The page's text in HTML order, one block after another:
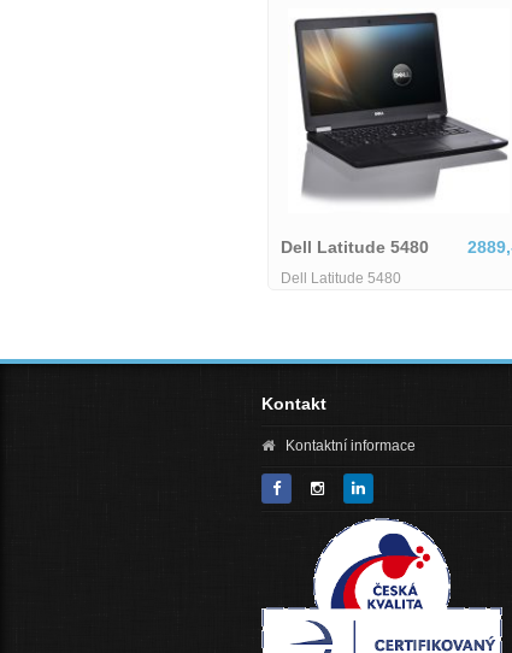
Dell Latitude 5480
Dell Latitude 5480
Kontakt
Kontaktní informace